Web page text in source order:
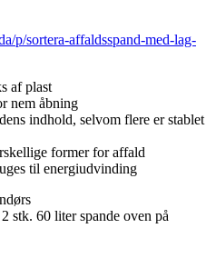
p/sortera-affaldsspand-med-lag-
af plast
nem åbning
indhold, selvom flere er stablet
former for affald
til energiudvinding
stk. 60 liter spande oven på